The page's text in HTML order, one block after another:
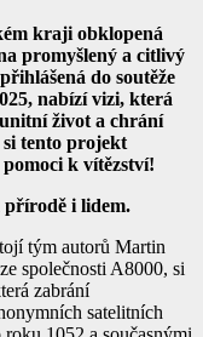
kraji obklopená
promyšlený a citlivý
do soutěže
nabízí vizi, která
život a chrání
tento projekt
k vítězství!
přírodě i lidem.
tým autorů Martin
společnosti A8000, si
zabrání
satelitních